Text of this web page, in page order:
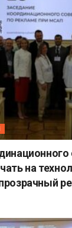
на